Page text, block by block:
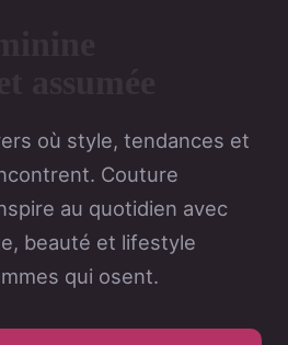
où style, tendances et
Couture
au quotidien avec
beauté et lifestyle
qui osent.